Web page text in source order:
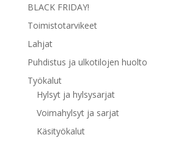
BLACK FRIDAY!
Toimistotarvikeet
Lahjat
Puhdistus ja ulkotilojen huolto
Työkalut
Hylsyt ja hylsysarjat
Voimahylsyt ja sarjat
Käsityökalut